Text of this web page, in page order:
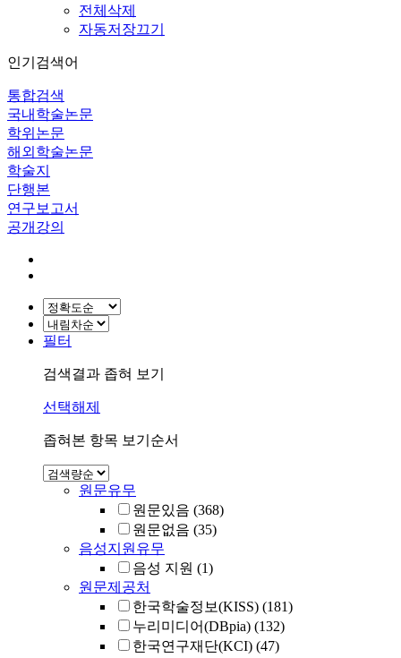
전체삭제
자동저장끄기
인기검색어
통합검색
국내학술논문
학위논문
해외학술논문
학술지
단행본
연구보고서
공개강의
필터
검색결과 좁혀 보기
선택해제
좁혀본 항목 보기순서
원문유무
원문있음 (368)
원문없음 (35)
음성지원유무
음성 지원 (1)
원문제공처
한국학술정보(KISS) (181)
누리미디어(DBpia) (132)
한국연구재단(KCI) (47)